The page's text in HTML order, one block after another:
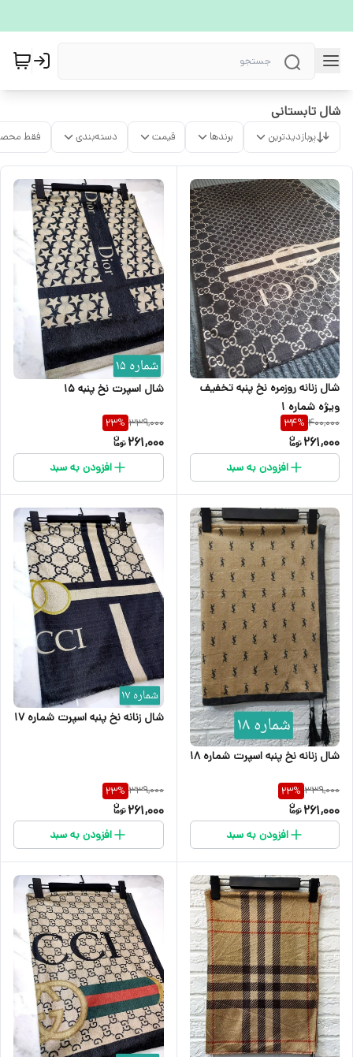
شال تابستانی
پربازدیدترین برندها قیمت دسته‌بندی فقط
شال زنانه روزمره نخ پنبه تخفیف
ویژه شماره 1
400,000
34%
261,000
افزودن به سبد
شال اسپرت نخ پنبه 15
339,000
23%
261,000
افزودن به سبد
شال زنانه نخ پنبه اسپرت شماره 18
339,000
23%
261,000
افزودن به سبد
شال زنانه نخ پنبه اسپرت شماره 17
339,000
23%
261,000
افزودن به سبد